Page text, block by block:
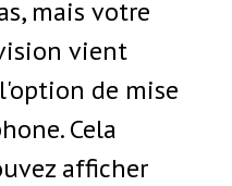
mais votre
vient
de mise
Cela
afficher